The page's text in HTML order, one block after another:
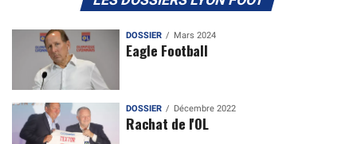
DOSSIER Mars 2024
Eagle Football
DOSSIER Décembre 2022
Rachat de l'OL